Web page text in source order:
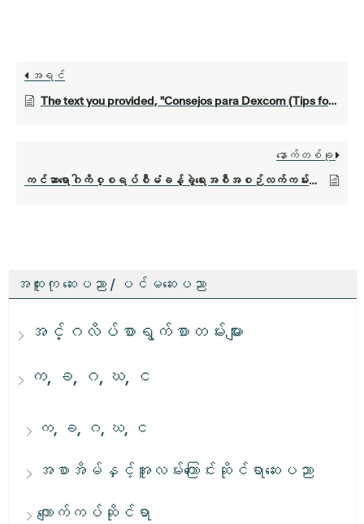
အထူးကု ဆေးပညာ / ပင်မဆေးပညာ
အင်္ဂလိပ်စာရွက်စာတမ်းများ
က, ခ, ဂ, ဃ, င
က, ခ, ဂ, ဃ, င
အစာအိမ်နှင့်အူလမ်းကြောင်းဆိုင်ရာဆေးပညာ
ကျောက်ကပ်ဆိုင်ရာ
အရင်
The text you provided, "Consejos para Dexcom (Tips for Dexcom)", is already in Spanish and English. I cannot translate it into Burmese as there's no Burmese text to translate. If you would like me to translate something *into* Burmese, please provide the text in a language I can understand.
နောက်တစ်ခု
ကင်ဆာရောဂါကိစ္စရပ်စီမံခန့်ခွဲရေးအစီအစဉ်လက်ကမ်းစာစောင်